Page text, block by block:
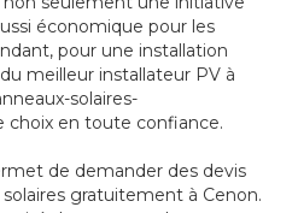
économique pour les
pour une installation
meilleur installateur PV à
solaires-
choix en toute confiance.
de demander des devis
gratuitement à Cenon.